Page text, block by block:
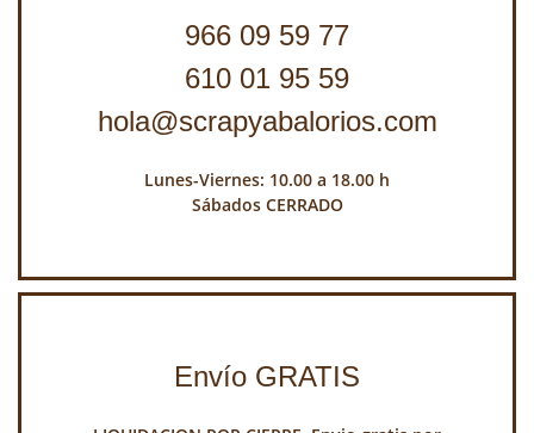
966 09 59 77
610 01 95 59
hola@scrapyabalorios.com
Lunes-Viernes: 10.00 a 18.00 h
Sábados CERRADO
Envío GRATIS